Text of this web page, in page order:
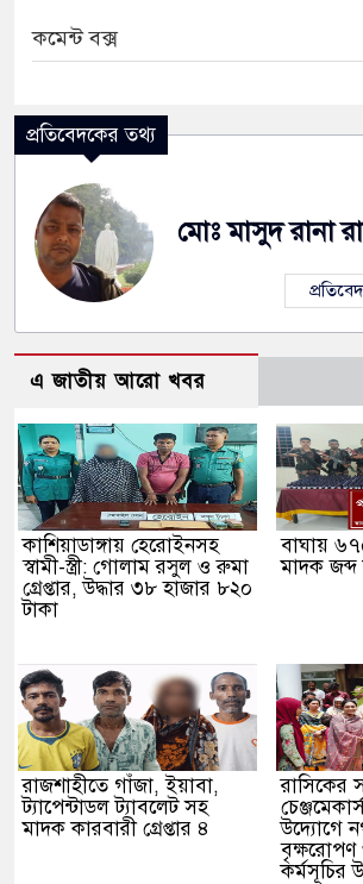
কমেন্ট বক্স
প্রতিবেদকের তথ্য
মোঃ মাসুদ রানা
এ জাতীয় আরো খবর
কাশিয়াডাঙ্গায় হেরোইনসহ
স্বামী-স্ত্রী: গোলাম রসুল ও রুমা
গ্রেপ্তার, উদ্ধার ৩৮ হাজার ৮২০
টাকা
বাঘায়
মাদক
রাজশাহীতে গাঁজা, ইয়াবা,
ট্যাপেন্টাডল ট্যাবলেট সহ
মাদক কারবারী গ্রেপ্তার ৪
রাসিকের
উদ্যোগে
বৃক্ষরোপণ
কর্মসূচির